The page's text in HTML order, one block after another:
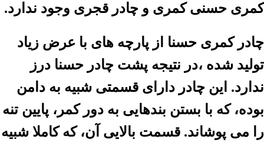
کمری حسنی کمری و چادر قجری وجود ندارد.
چادر کمری حسنا از پارچه های با عرض زیاد
تولید شده ،در نتیجه پشت چادر حسنا درز
ندارد. این چادر دارای قسمتی شبیه به دامن
بوده، که با بستن بندهایی به دور کمر، پایین تنه
را می پوشاند. قسمت بالایی آن، که کاملا شبیه